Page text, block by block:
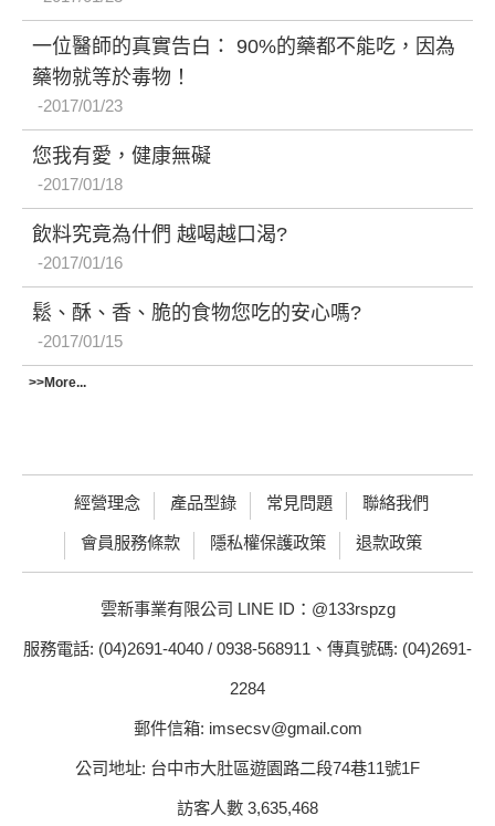
一位醫師的真實告白： 90%的藥都不能吃，因為
藥物就等於毒物！
2017/01/23
您我有愛，健康無礙
2017/01/18
飲料究竟為什們 越喝越口渴?
2017/01/16
鬆、酥、香、脆的食物您吃的安心嗎?
2017/01/15
>>More...
經營理念 產品型錄 常見問題 聯絡我們
會員服務條款 隱私權保護政策 退款政策
雲新事業有限公司 LINE ID：@133rspzg
服務電話: (04)2691-4040 / 0938-568911、傳真號碼: (04)2691-
2284
郵件信箱: imsecsv@gmail.com
公司地址: 台中市大肚區遊園路二段74巷11號1F
訪客人數 3,635,468